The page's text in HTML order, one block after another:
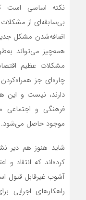
نکته اساسی است
بی‌‌‌‌‌‌سابقه‌‌‌‌‌‌ای از
اضافه‌‌‌‌‌‌شدن مشکل جدید
همه‌‌‌‌‌‌چیز می‌تواند
مشکلات عظیم
چاره‌‌‌‌‌‌ای جز
دارند، نیست و این
فرهنگی و اجتماعی
موجود حاصل می‌شود.
شاید هنوز هم دیر
کرده‌‌‌‌‌‌اند که انتقاد
آشوب غیرقابل قبول
راهکارهای اجرایی